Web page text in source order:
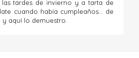
las tardes de invierno y a tarta de
cuando había cumpleaños... de
y aquí lo demuestro.